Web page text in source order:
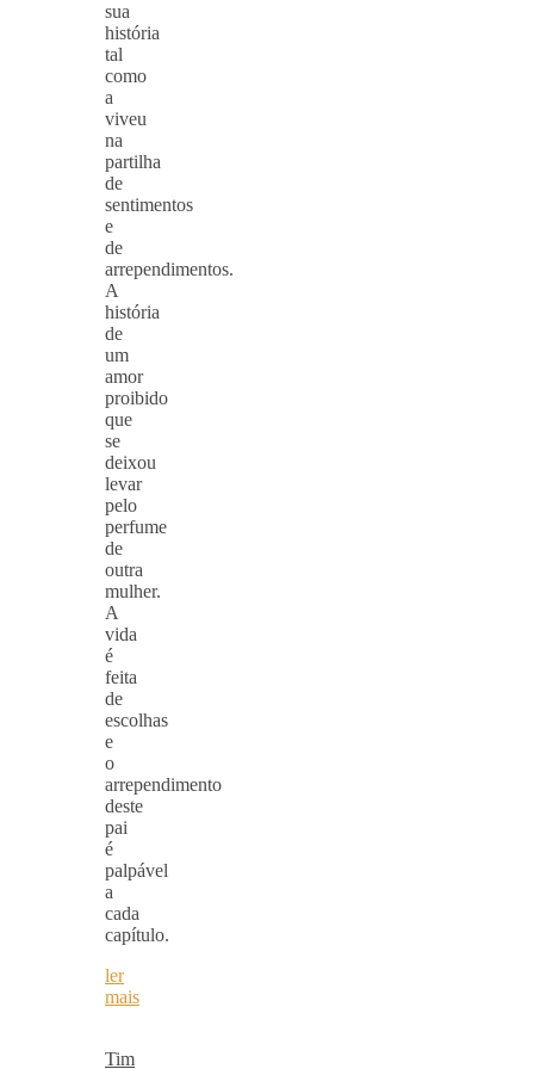
sua
história
tal
como
a
viveu
na
partilha
de
sentimentos
e
de
arrependimentos.
A
história
de
um
amor
proibido
que
se
deixou
levar
pelo
perfume
de
outra
mulher.
A
vida
é
feita
de
escolhas
e
o
arrependimento
deste
pai
é
palpável
a
cada
capítulo.
ler
mais
Tim